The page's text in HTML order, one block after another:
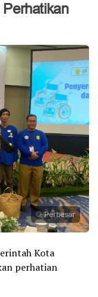
Perbesar
Kota
perhatian